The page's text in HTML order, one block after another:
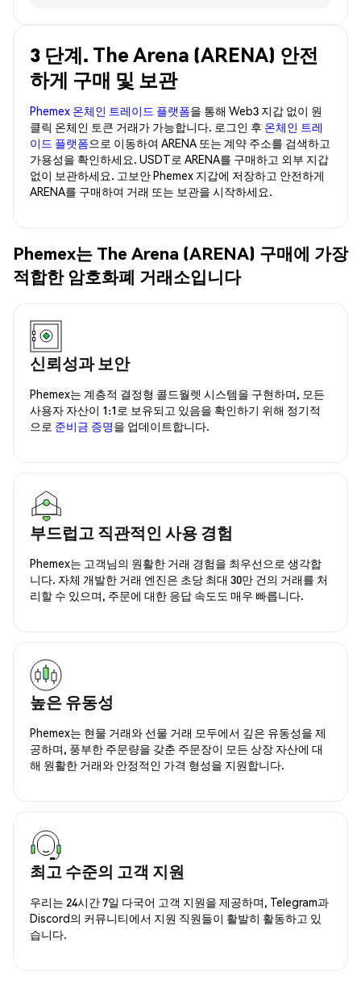
3 단계. The Arena (ARENA) 안전
하게 구매 및 보관
Phemex 온체인 트레이드 플랫폼을 통해 Web3 지갑 없이 원
클릭 온체인 토큰 거래가 가능합니다. 로그인 후 온체인 트레
이드 플랫폼으로 이동하여 ARENA 또는 계약 주소를 검색하고
가용성을 확인하세요. USDT로 ARENA를 구매하고 외부 지갑
없이 보관하세요. 고보안 Phemex 지갑에 저장하고 안전하게
ARENA를 구매하여 거래 또는 보관을 시작하세요.
Phemex는 The Arena (ARENA) 구매에 가장
적합한 암호화폐 거래소입니다
신뢰성과 보안
Phemex는 계층적 결정형 콜드월렛 시스템을 구현하며, 모든
사용자 자산이 1:1로 보유되고 있음을 확인하기 위해 정기적
으로 준비금 증명을 업데이트합니다.
부드럽고 직관적인 사용 경험
Phemex는 고객님의 원활한 거래 경험을 최우선으로 생각합
니다. 자체 개발한 거래 엔진은 초당 최대 30만 건의 거래를 처
리할 수 있으며, 주문에 대한 응답 속도도 매우 빠릅니다.
높은 유동성
Phemex는 현물 거래와 선물 거래 모두에서 깊은 유동성을 제
공하며, 풍부한 주문량을 갖춘 주문장이 모든 상장 자산에 대
해 원활한 거래와 안정적인 가격 형성을 지원합니다.
최고 수준의 고객 지원
우리는 24시간 7일 다국어 고객 지원을 제공하며, Telegram과
Discord의 커뮤니티에서 지원 직원들이 활발히 활동하고 있
습니다.